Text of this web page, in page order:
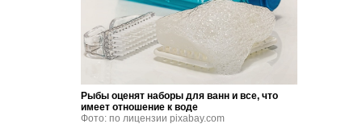
Рыбы оценят наборы для ванн и все, что
имеет отношение к воде
Фото: по лицензии pixabay.com